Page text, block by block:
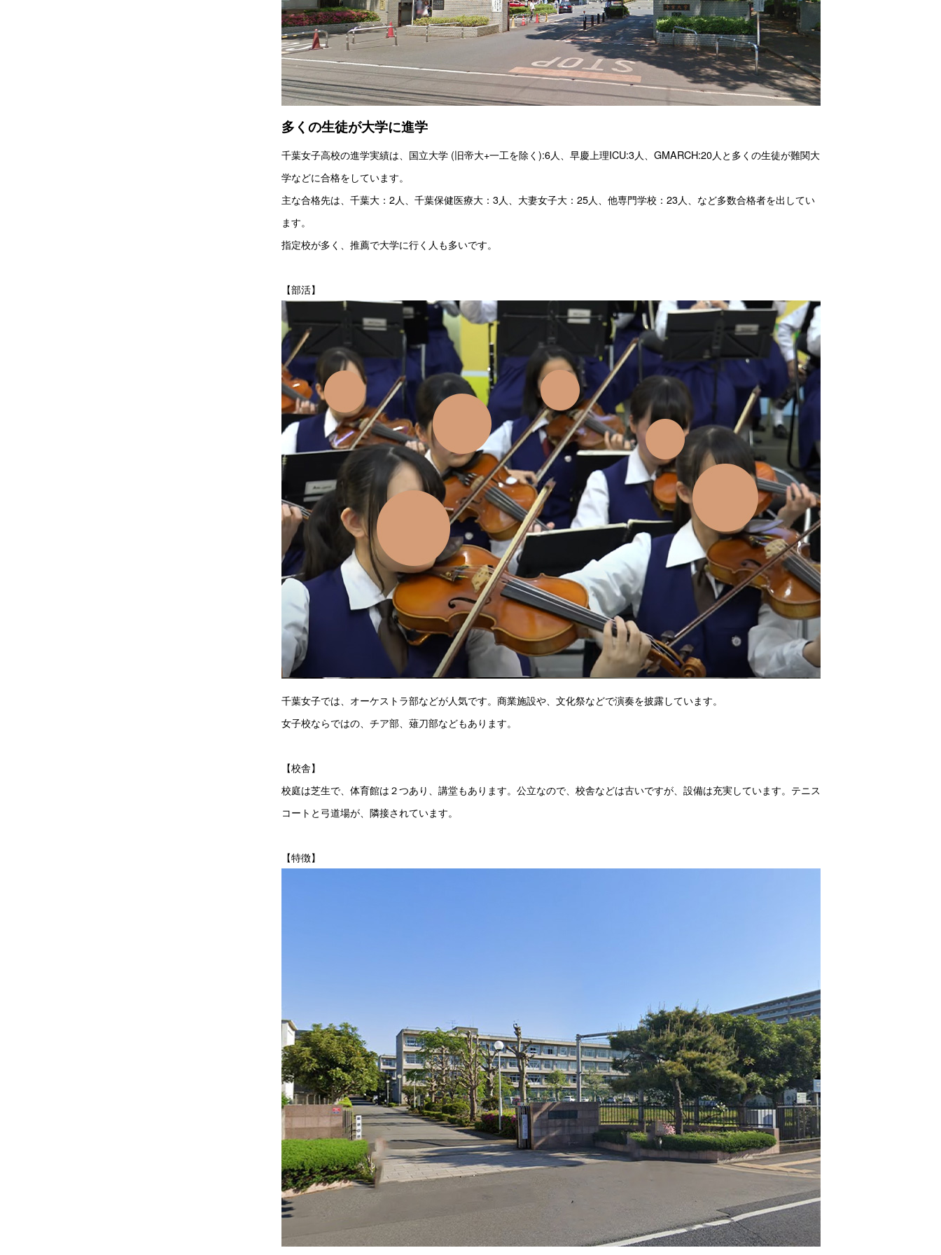
多くの生徒が大学に進学
千葉女子高校の進学実績は、国立大学 (旧帝大+一工を除く):6人、早慶上理ICU:3人、GMARCH:20人と多くの生徒が難関大
学などに合格をしています。
主な合格先は、千葉大：2人、千葉保健医療大：3人、大妻女子大：25人、他専門学校：23人、など多数合格者を出してい
ます。
指定校が多く、推薦で大学に行く人も多いです。
【部活】
千葉女子では、オーケストラ部などが人気です。商業施設や、文化祭などで演奏を披露しています。
女子校ならではの、チア部、薙刀部などもあります。
【校舎】
校庭は芝生で、体育館は２つあり、講堂もあります。公立なので、校舎などは古いですが、設備は充実しています。テニス
コートと弓道場が、隣接されています。
【特徴】